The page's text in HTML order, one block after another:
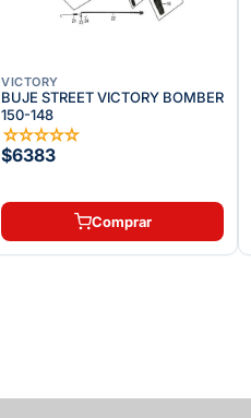
VICTORY
BUJE STREET VICTORY BOMBER
150-148
☆☆☆☆☆
$6383
Comprar